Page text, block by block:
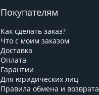
Покупателям
Как сделать заказ?
Что с моим заказом
Доставка
Оплата
Гарантии
Для юридических лиц
Правила обмена и возврата